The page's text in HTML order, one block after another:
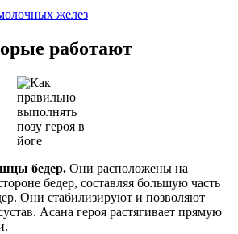
желез
работают
бедер. Они расположены на
бедер, составляя большую часть
Они стабилизируют и позволяют
Асана героя растягивает прямую